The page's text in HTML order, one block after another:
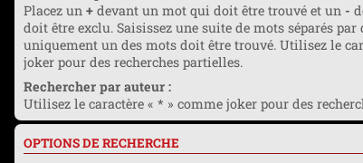
Placez un + devant un mot qui doit être trouvé et un -
doit être exclu. Saisissez une suite de mots séparés par
uniquement un des mots doit être trouvé. Utilisez le
joker pour des recherches partielles.
Rechercher par auteur :
Utilisez le caractère « * » comme joker pour des
OPTIONS DE RECHERCHE